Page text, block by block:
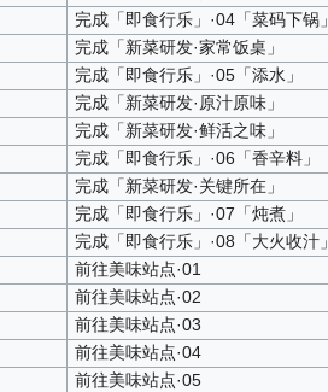
完成「即食行乐」·04「菜码下锅」
完成「新菜研发·家常饭桌」
完成「即食行乐」·05「添水」
完成「新菜研发·原汁原味」
完成「新菜研发·鲜活之味」
完成「即食行乐」·06「香辛料」
完成「新菜研发·关键所在」
完成「即食行乐」·07「炖煮」
完成「即食行乐」·08「大火收汁」
前往美味站点·01
前往美味站点·02
前往美味站点·03
前往美味站点·04
前往美味站点·05